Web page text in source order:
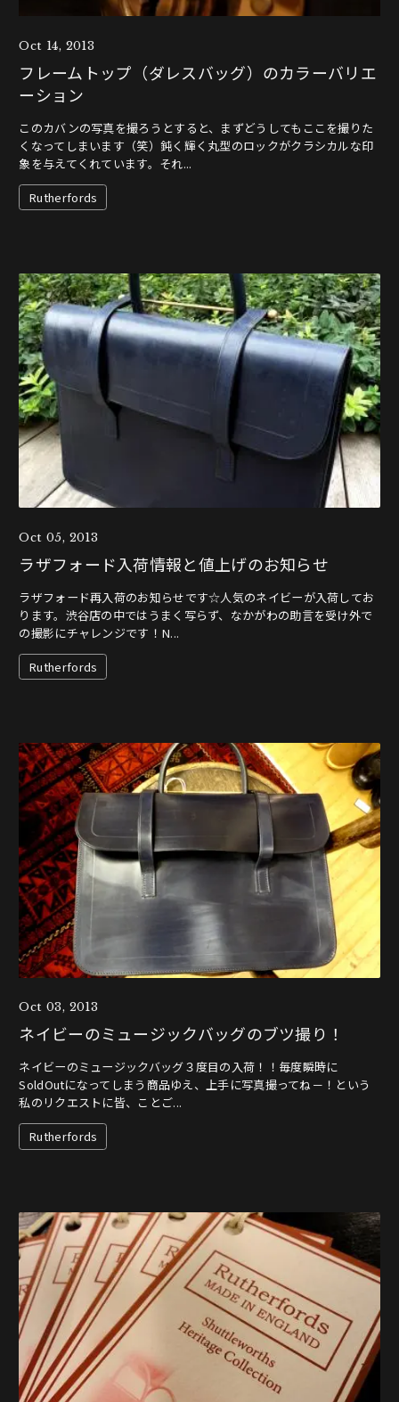
Oct 14, 2013
フレームトップ（ダレスバッグ）のカラーバリエ
ーション
このカバンの写真を撮ろうとすると、まずどうしてもここを撮りた
くなってしまいます（笑）鈍く輝く丸型のロックがクラシカルな印
象を与えてくれています。それ...
Rutherfords
Oct 05, 2013
ラザフォード入荷情報と値上げのお知らせ
ラザフォード再入荷のお知らせです☆人気のネイビーが入荷してお
ります。渋谷店の中ではうまく写らず、なかがわの助言を受け外で
の撮影にチャレンジです！N...
Rutherfords
Oct 03, 2013
ネイビーのミュージックバッグのブツ撮り！
ネイビーのミュージックバッグ３度目の入荷！！毎度瞬時に
SoldOutになってしまう商品ゆえ、上手に写真撮ってね－！という
私のリクエストに皆、ことご...
Rutherfords